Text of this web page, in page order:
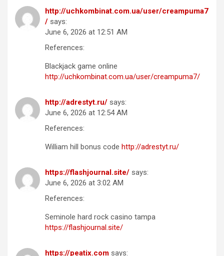
http://uchkombinat.com.ua/user/creampuma7
/ says:
June 6, 2026 at 12:51 AM
References:
Blackjack game online
http://uchkombinat.com.ua/user/creampuma7/
http://adrestyt.ru/ says:
June 6, 2026 at 12:54 AM
References:
William hill bonus code http://adrestyt.ru/
https://flashjournal.site/ says:
June 6, 2026 at 3:02 AM
References:
Seminole hard rock casino tampa
https://flashjournal.site/
https://peatix.com says: